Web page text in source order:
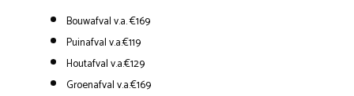
Bouwafval v.a. €169
Puinafval v.a.€119
Houtafval v.a.€129
Groenafval v.a.€169